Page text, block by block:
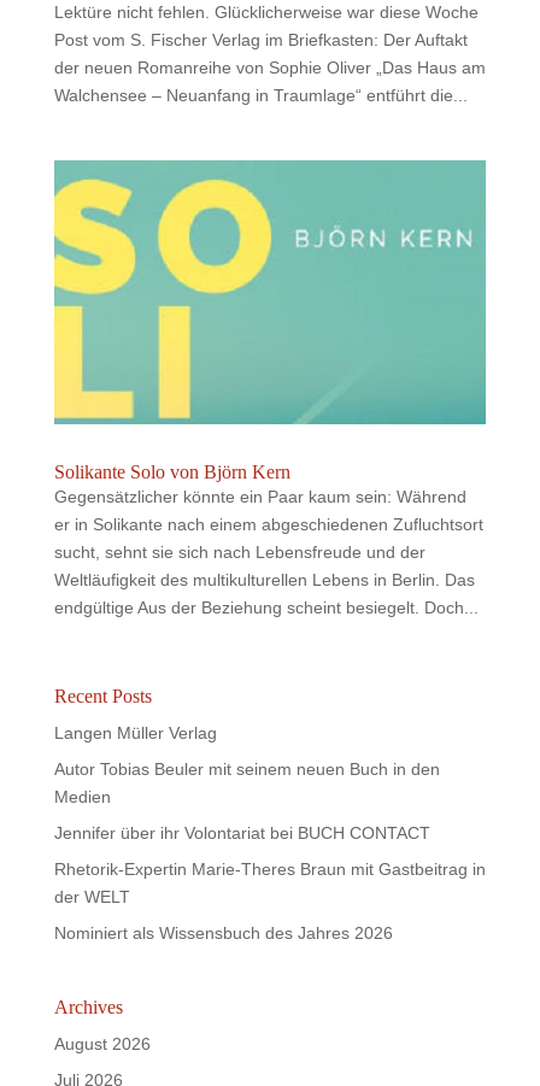
Lektüre nicht fehlen. Glücklicherweise war diese Woche
Post vom S. Fischer Verlag im Briefkasten: Der Auftakt
der neuen Romanreihe von Sophie Oliver „Das Haus am
Walchensee – Neuanfang in Traumlage“ entführt die...
Solikante Solo von Björn Kern
Gegensätzlicher könnte ein Paar kaum sein: Während
er in Solikante nach einem abgeschiedenen Zufluchtsort
sucht, sehnt sie sich nach Lebensfreude und der
Weltläufigkeit des multikulturellen Lebens in Berlin. Das
endgültige Aus der Beziehung scheint besiegelt. Doch...
Recent Posts
Langen Müller Verlag
Autor Tobias Beuler mit seinem neuen Buch in den
Medien
Jennifer über ihr Volontariat bei BUCH CONTACT
Rhetorik-Expertin Marie-Theres Braun mit Gastbeitrag in
der WELT
Nominiert als Wissensbuch des Jahres 2026
Archives
August 2026
Juli 2026